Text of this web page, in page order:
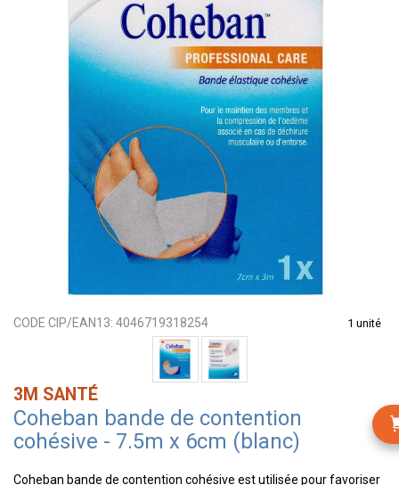
CODE CIP/EAN13: 4046719318254 1 unité
3M SANTÉ
Coheban bande de contention
cohésive - 7.5m x 6cm (blanc)
Coheban bande de contention cohésive est utilisée pour favoriser